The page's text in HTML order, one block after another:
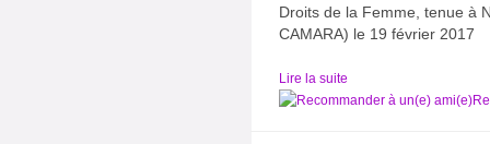
Droits de la Femme, tenue à
CAMARA) le 19 février 2017
Lire la suite